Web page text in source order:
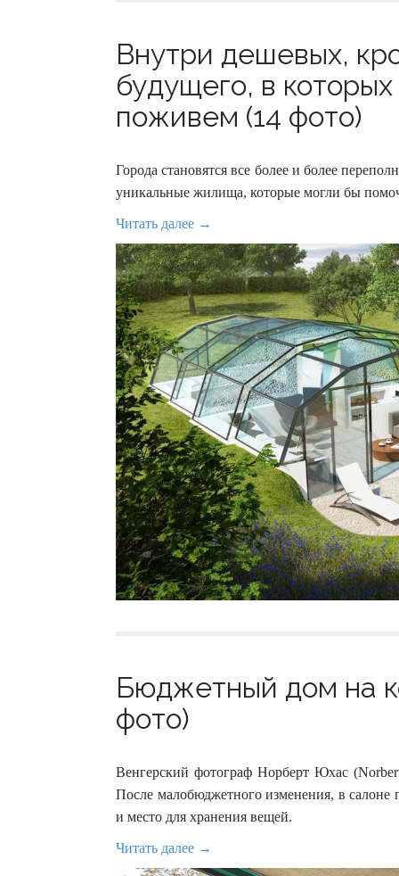
Внутри дешевых,
будущего, в
поживем (14 фото)
Города становятся все более и более
уникальные жилища, которые могли бы
Читать далее →
Бюджетный дом на
фото)
Венгерский фотограф Норберт Юхас
После малобюджетного изменения, в салоне
и место для хранения вещей.
Читать далее →